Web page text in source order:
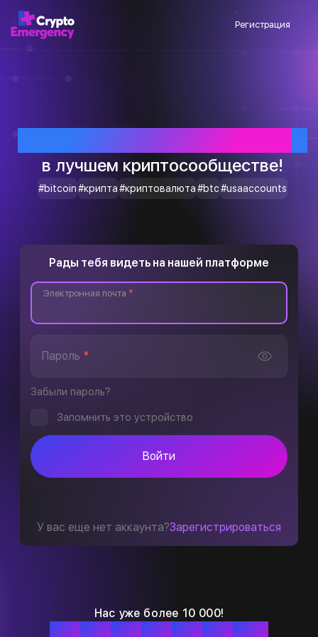
Регистрация
в лучшем криптосообществе!
#bitcoin#крипта#криптовалюта#btc#usaaccounts
Нас уже более 10 000!
Рады тебя видеть на нашей платформе
Электронная почта *
Пароль *
Забыли пароль?
Запомнить это устройство
Войти
У вас еще нет аккаунта?Зарегистрироваться